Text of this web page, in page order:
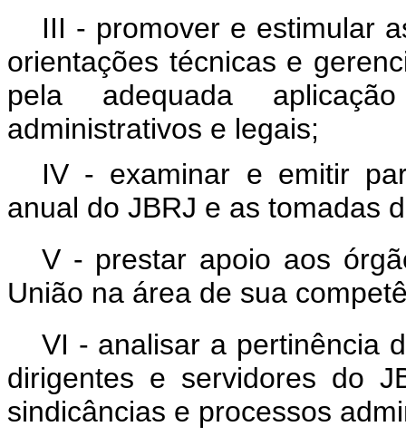
III - promover e estimular
orientações técnicas e
pela adequada
administrativos e legais;
IV - examinar e emitir
anual do JBRJ e as tomadas
V - prestar apoio aos
União na área de sua
VI - analisar a pertinência
dirigentes e servidores do
sindicâncias e processos